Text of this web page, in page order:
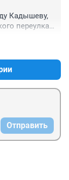
Кадышеву,
переулка.
ни одного
проблема:
Отправить